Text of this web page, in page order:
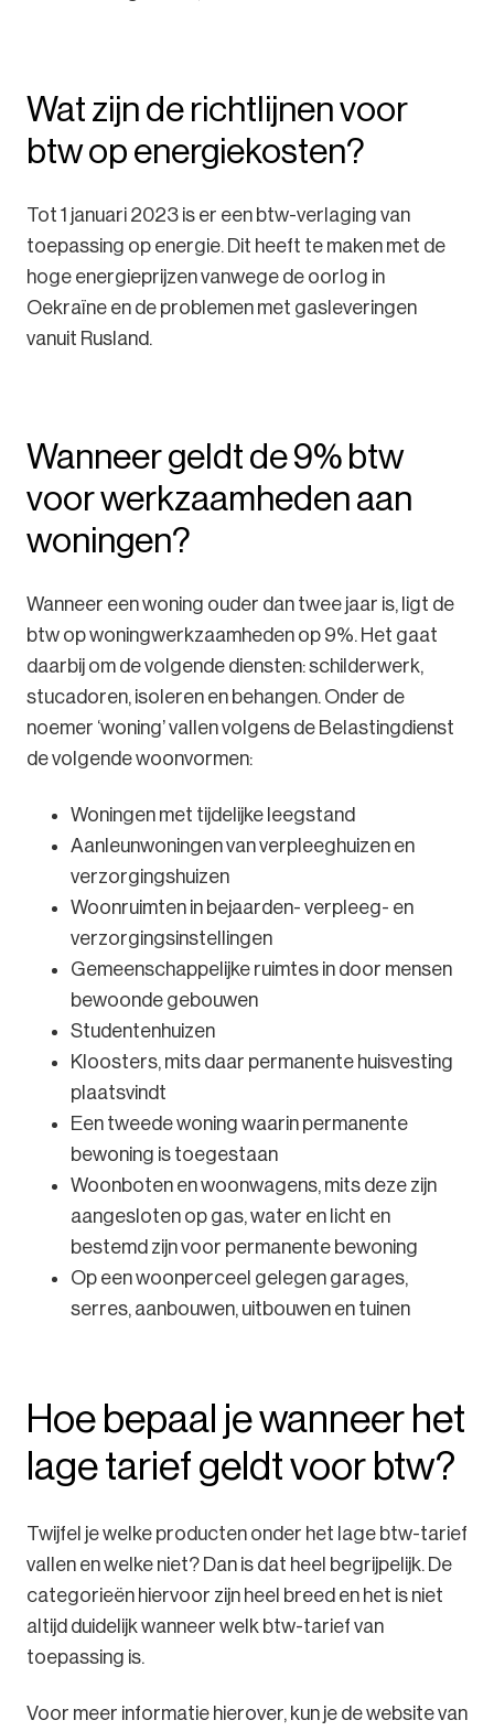
Wat zijn de richtlijnen voor
btw op energiekosten?
Tot 1 januari 2023 is er een btw-verlaging van
toepassing op energie. Dit heeft te maken met de
hoge energieprijzen vanwege de oorlog in
Oekraïne en de problemen met gasleveringen
vanuit Rusland.
Wanneer geldt de 9% btw
voor werkzaamheden aan
woningen?
Wanneer een woning ouder dan twee jaar is, ligt de
btw op woningwerkzaamheden op 9%. Het gaat
daarbij om de volgende diensten: schilderwerk,
stucadoren, isoleren en behangen. Onder de
noemer ‘woning’ vallen volgens de Belastingdienst
de volgende woonvormen:
Woningen met tijdelijke leegstand
Aanleunwoningen van verpleeghuizen en
verzorgingshuizen
Woonruimten in bejaarden- verpleeg- en
verzorgingsinstellingen
Gemeenschappelijke ruimtes in door mensen
bewoonde gebouwen
Studentenhuizen
Kloosters, mits daar permanente huisvesting
plaatsvindt
Een tweede woning waarin permanente
bewoning is toegestaan
Woonboten en woonwagens, mits deze zijn
aangesloten op gas, water en licht en
bestemd zijn voor permanente bewoning
Op een woonperceel gelegen garages,
serres, aanbouwen, uitbouwen en tuinen
Hoe bepaal je wanneer het
lage tarief geldt voor btw?
Twijfel je welke producten onder het lage btw-tarief
vallen en welke niet? Dan is dat heel begrijpelijk. De
categorieën hiervoor zijn heel breed en het is niet
altijd duidelijk wanneer welk btw-tarief van
toepassing is.
Voor meer informatie hierover, kun je de website van